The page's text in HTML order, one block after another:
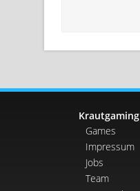
Krautgaming
Games
Impressum
Jobs
Team